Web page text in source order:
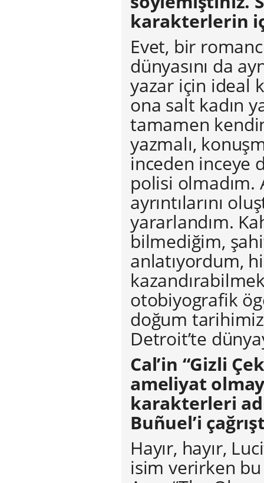
karakterlerin
Evet, bir
dünyasını da
yazar için ideal
ona salt kadın
tamamen
yazmalı,
inceden inceye
polisi
ayrıntılarını
yararlandım.
bilmediğim,
anlatıyordum,
otobiyografik
doğum tarihimiz
Detroit’te
Cal’in “Gizli
ameliyat
karakterleri
Buñuel’i
Hayır, hayır,
isim verirken